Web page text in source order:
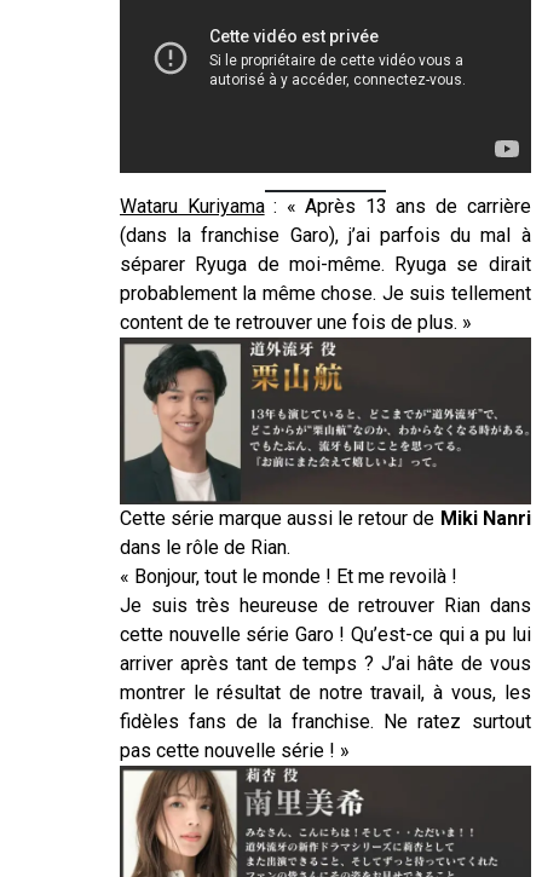
Wataru Kuriyama: « Après 13 ans de carrière
(dans la franchise Garo), j’ai parfois du mal à
séparer Ryuga de moi-même. Ryuga se dirait
probablement la même chose. Je suis tellement
content de te retrouver une fois de plus. »
Cette série marque aussi le retour de Miki Nanri
dans le rôle de Rian.
« Bonjour, tout le monde ! Et me revoilà !
Je suis très heureuse de retrouver Rian dans
cette nouvelle série Garo ! Qu’est-ce qui a pu lui
arriver après tant de temps ? J’ai hâte de vous
montrer le résultat de notre travail, à vous, les
fidèles fans de la franchise. Ne ratez surtout
pas cette nouvelle série ! »